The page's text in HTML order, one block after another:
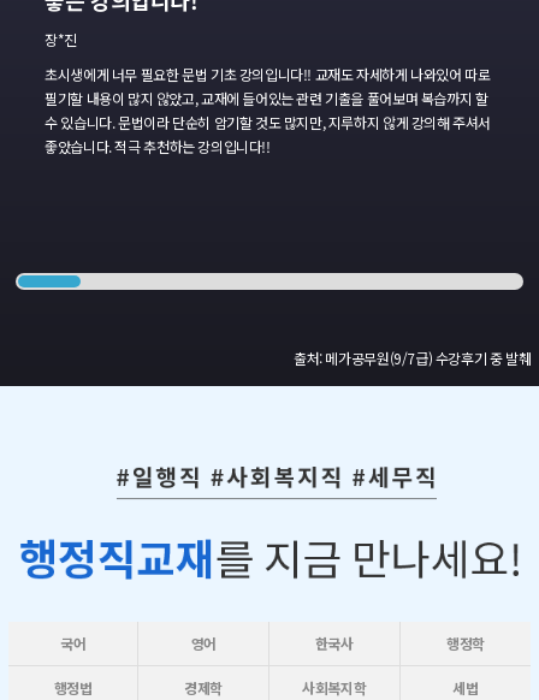
장*진
초시생에게 너무 필요한 문법 기초 강의입니다!! 교재도 자세하게 나와있어 따로
필기할 내용이 많지 않았고,교재에 들어있는 관련 기출을 풀어보며 복습까지 할
수 있습니다.문법이라 단순히 암기할 것도 많지만, 지루하지 않게강의해 주셔서
좋았습니다.적극 추천하는 강의입니다!!
출처: 메가공무원(9/7급) 수강후기 중 발췌
국어 영어 한국사 행정학
행정법 경제학 사회복지학 세법